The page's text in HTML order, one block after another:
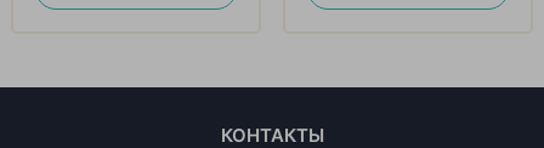
КОНТАКТЫ